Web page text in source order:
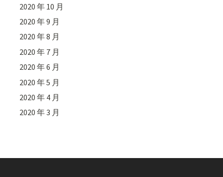
2020 年 10 月
2020 年 9 月
2020 年 8 月
2020 年 7 月
2020 年 6 月
2020 年 5 月
2020 年 4 月
2020 年 3 月